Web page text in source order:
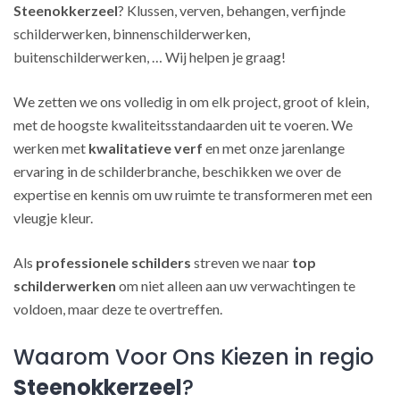
Steenokkerzeel? Klussen, verven, behangen, verfijnde
schilderwerken, binnenschilderwerken,
buitenschilderwerken, … Wij helpen je graag!
We zetten we ons volledig in om elk project, groot of klein,
met de hoogste kwaliteitsstandaarden uit te voeren. We
werken met kwalitatieve verf en met onze jarenlange
ervaring in de schilderbranche, beschikken we over de
expertise en kennis om uw ruimte te transformeren met een
vleugje kleur.
Als professionele schilders streven we naar top
schilderwerken om niet alleen aan uw verwachtingen te
voldoen, maar deze te overtreffen.
Waarom Voor Ons Kiezen in regio
Steenokkerzeel?